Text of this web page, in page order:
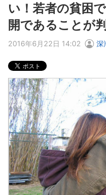
い！若者の貧困
開であることが
2016年6月22日 14:02 深